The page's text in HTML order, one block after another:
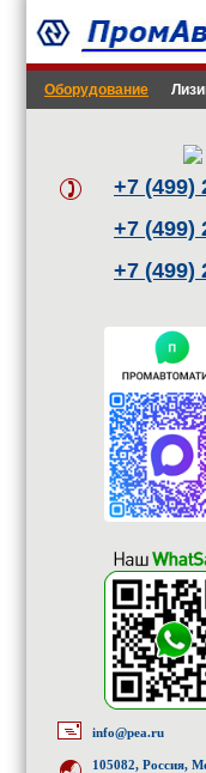
Оборудование
+7 (499)
+7 (499)
+7 (499)
info@pea.ru
105082, Россия,